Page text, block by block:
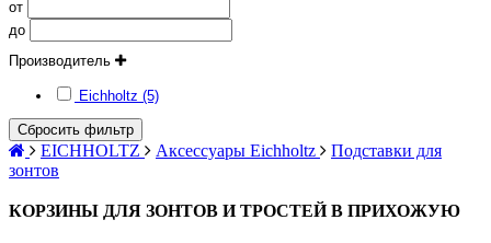
от
до
Производитель
Eichholtz (5)
Сбросить фильтр
EICHHOLTZ Аксессуары Eichholtz
Подставки для
зонтов
КОРЗИНЫ ДЛЯ ЗОНТОВ И ТРОСТЕЙ В ПРИХОЖУЮ